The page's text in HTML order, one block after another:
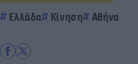
Ελλάδα Κίνηση Αθήνα